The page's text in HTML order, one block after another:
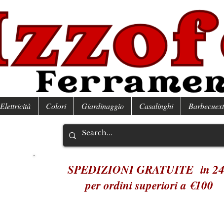
Elettricità Colori Giardinaggio Casalinghi
SPEDIZIONI GRATUITE in
per ordini superiori a €100